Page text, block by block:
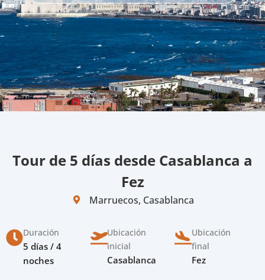
Tour de 5 días desde Casablanca a
Fez
Marruecos, Casablanca
Duración
5 días / 4
noches
Ubicación
inicial
Casablanca
Ubicación
final
Fez